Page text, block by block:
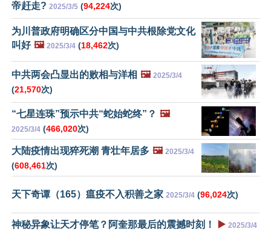
帝赶走? 2025/3/5 (94,224次)
为川普政府明确区分中国与中共根除党文化
叫好 🖼️ 2025/3/4 (18,462次)
中共两会凸显出的败相与洋相 🖼️ 2025/3/4
(21,570次)
“七星连珠”预示中共“蛇始蛇终”？ 🖼️
2025/3/4 (466,020次)
大陆疫情出现猝死潮 青壮年居多 🖼️ 2025/3/4
(608,461次)
天下奇谭（165）瘟疫不入积善之家 2025/3/4 (96,024次)
神秘异象让天才停笔？阿奎那最后的震撼时刻！ ▶️ 2025/3/4